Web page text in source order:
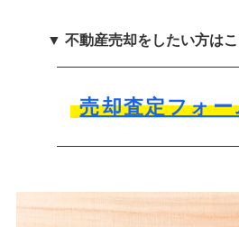
▼ 不動産売却をしたい方は
売却査定フォ